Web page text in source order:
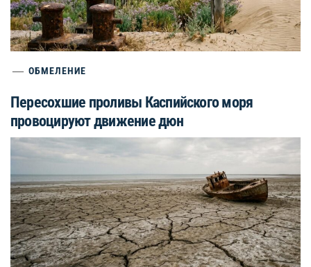
ОБМЕЛЕНИЕ
Пересохшие проливы Каспийского моря
провоцируют движение дюн